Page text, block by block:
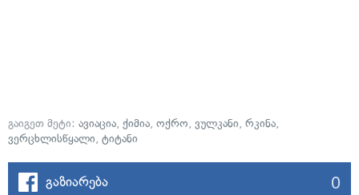
გაიგეთ მეტი: ავიაცია, ქიმია, ოქრო, ვულკანი, რკინა,
ვერცხლისწყალი, ტიტანი
გაზიარება 0